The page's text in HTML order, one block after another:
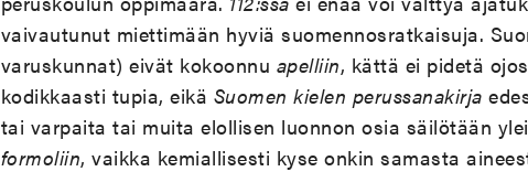
vaivautunut miettimään hyviä suomennosratkaisuja.
varuskunnat) eivät kokoonnu apelliin, kättä ei pidetä
kodikkaasti tupia, eikä Suomen kielen perussanakirja
tai varpaita tai muita elollisen luonnon osia säilötään
formoliin, vaikka kemiallisesti kyse onkin samasta